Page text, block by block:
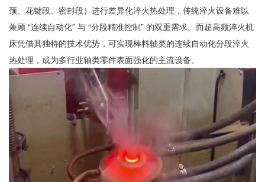
颈、花键段、密封段）进行差异化淬火热处理，传统淬火设备难以
兼顾 “连续自动化” 与 “分段精准控制” 的双重需求。而超高频淬火机
床凭借其独特的技术优势，可实现棒料轴类的连续自动化分段淬火
热处理，成为多行业轴类零件表面强化的主流设备。